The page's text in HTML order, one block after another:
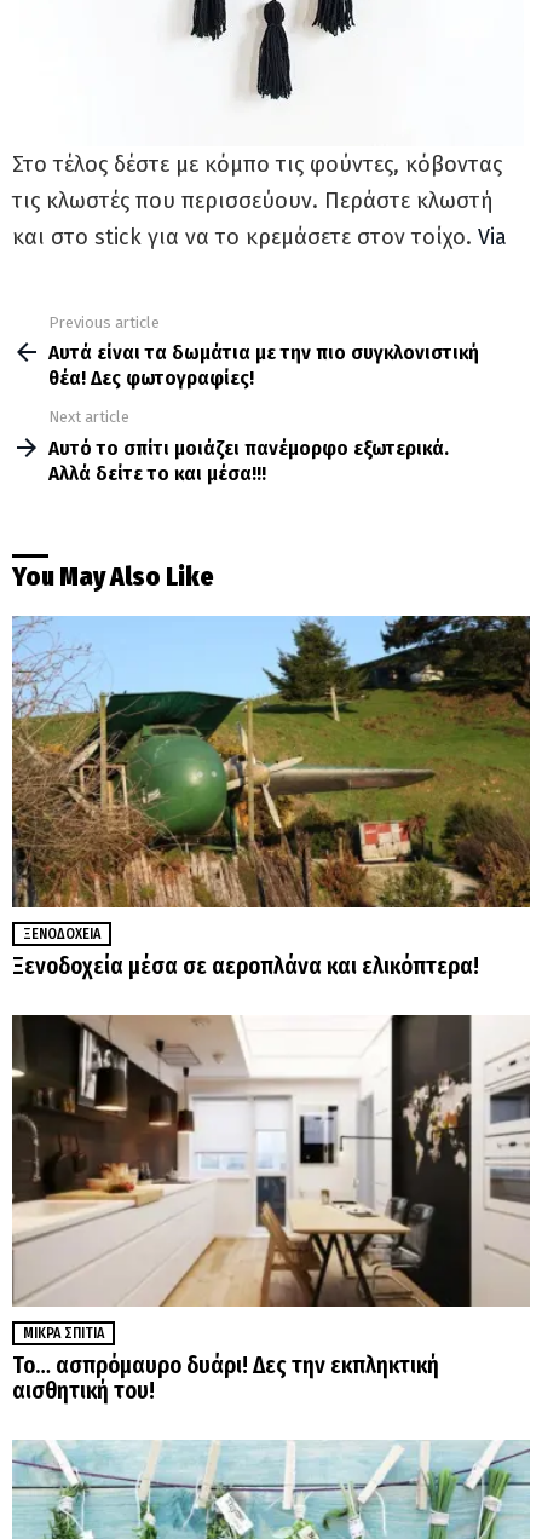
Στο τέλος δέστε με κόμπο τις φούντες, κόβοντας
τις κλωστές που περισσεύουν. Περάστε κλωστή
και στο stick για να το κρεμάσετε στον τοίχο. Via
more
Previous article
Αυτά είναι τα δωμάτια με την πιο συγκλονιστική
θέα! Δες φωτογραφίες!
Next article
Αυτό το σπίτι μοιάζει πανέμορφο εξωτερικά.
Αλλά δείτε το και μέσα!!!
You May Also Like
ΞΕΝΟΔΟΧΕΊΑ
Ξενοδοχεία μέσα σε αεροπλάνα και ελικόπτερα!
ΜΙΚΡΆ ΣΠΊΤΙΑ
Το… ασπρόμαυρο δυάρι! Δες την εκπληκτική
αισθητική του!